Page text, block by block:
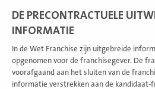
DE PRECONTRACTUELE
INFORMATIE
In de Wet Franchise zijn uitgebreide
opgenomen voor de franchisegever. De
voorafgaand aan het sluiten van de
informatie verstrekken aan de kandidaat-